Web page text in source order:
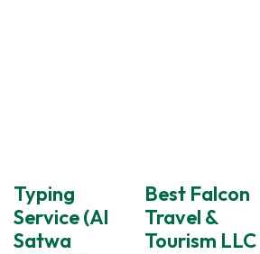
Typing
Service (Al
Satwa
Best Falcon
Travel &
Tourism LLC